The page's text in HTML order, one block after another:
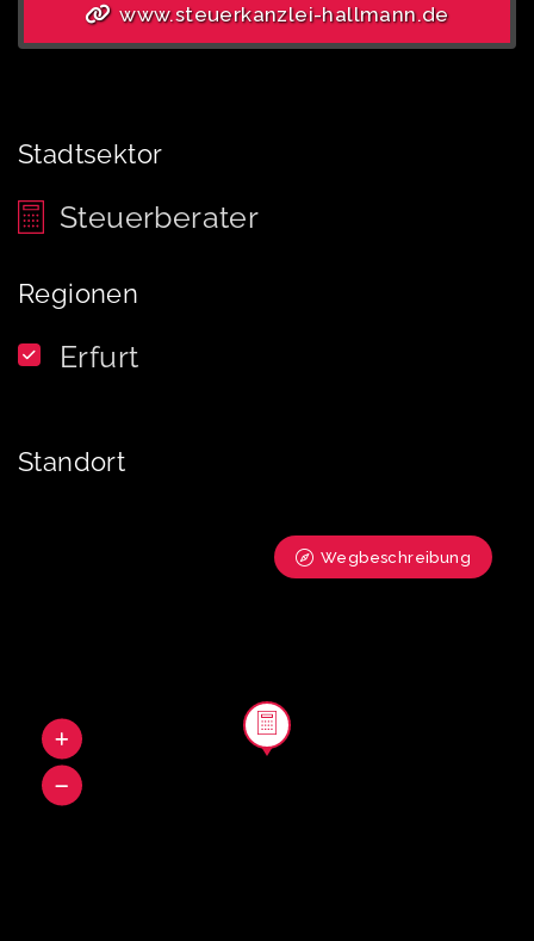
www.steuerkanzlei-hallmann.de
Stadtsektor
Steuerberater
Regionen
Erfurt
Standort
Wegbeschreibung